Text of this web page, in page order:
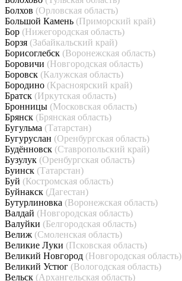
Болхов (Орловская область)
Большой Камень (Приморский край)
Бор (Нижегородская область)
Борзя (Забайкальский край)
Борисоглебск (Воронежская область)
Боровичи (Новгородская область)
Боровск (Калужская область)
Бородино (Красноярский край)
Братск (Иркутская область)
Бронницы (Московская область)
Брянск (Брянская область)
Бугульма (Татарстан)
Бугуруслан (Оренбургская область)
Будённовск (Ставропольский край)
Бузулук (Оренбургская область)
Буинск (Татарстан)
Буй (Костромская область)
Буйнакск (Дагестан)
Бутурлиновка (Воронежская область)
Валдай (Новгородская область)
Валуйки (Белгородская область)
Велиж (Смоленская область)
Великие Луки (Псковская область)
Великий Новгород (Новгородская область)
Великий Устюг (Вологодская область)
Вельск (Архангельская область)